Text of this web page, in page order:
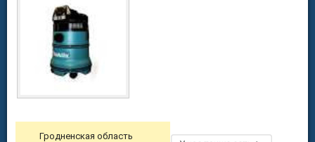
Гродненская область